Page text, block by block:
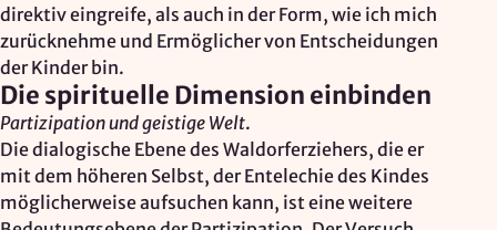
direktiv eingreife, als auch in der Form, wie ich mich
zurücknehme und Ermöglicher von Entscheidungen
der Kinder bin.
Die spirituelle Dimension einbinden
Partizipation und geistige Welt.
Die dialogische Ebene des Waldorferziehers, die er
mit dem höheren Selbst, der Entelechie des Kindes
möglicherweise aufsuchen kann, ist eine weitere